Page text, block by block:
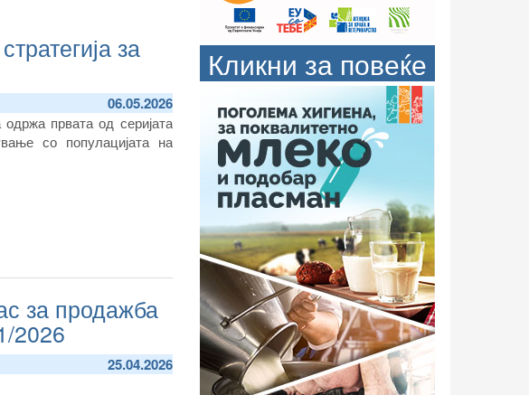
за
06.05.2026
одржа првата од серијата
со популацијата на
за продажба
2026
25.04.2026
Кликни за повеќе